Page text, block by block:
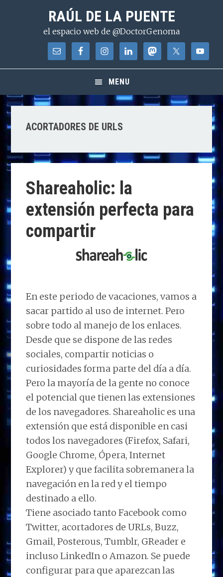
contenido
RAÚL DE LA PUENTE
el espacio web de @DoctorGenoma
MENU
ACORTADORES DE URLS
Shareaholic: la
extensión perfecta para
compartir
En este periodo de vacaciones, vamos a
sacar partido al uso de internet. Pero
sobre todo al manejo de los enlaces.
Desde que se dispone de las redes
sociales, compartir noticias o
curiosidades forma parte del día a día.
Pero la mayoría de la gente no conoce
el potencial que tienen las extensiones
de los navegadores. Shareaholic es una
extensión que está disponible en casi
todos los navegadores (Firefox, Safari,
Google Chrome, Ópera, Internet
Explorer) y que facilita sobremanera la
navegación en la red y el tiempo
destinado a ello.
Tiene asociado tanto Facebook como
Twitter, acortadores de URLs, Buzz,
Gmail, Posterous, Tumblr, GReader e
incluso LinkedIn o Amazon. Se puede
configurar para que aparezcan las